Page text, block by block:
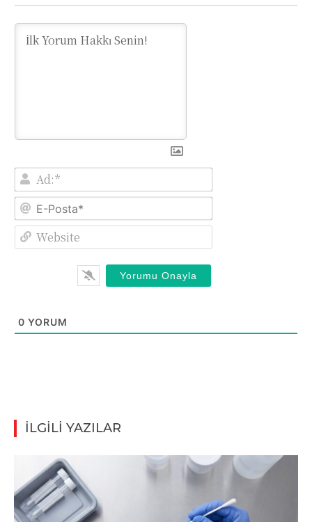
Ad:*
E-
0 YORUM
İLGİLİ YAZILAR